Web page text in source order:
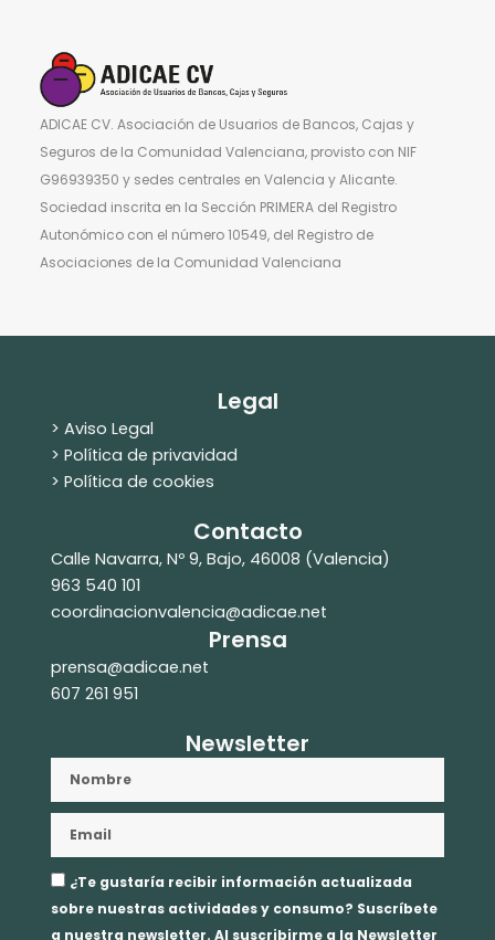
ADICAE CV. Asociación de Usuarios de Bancos, Cajas y
Seguros de la Comunidad Valenciana, provisto con NIF
G96939350 y sedes centrales en Valencia y Alicante.
Sociedad inscrita en la Sección PRIMERA del Registro
Autonómico con el número 10549, del Registro de
Asociaciones de la Comunidad Valenciana
Legal
> Aviso Legal
> Política de privavidad
> Política de cookies
Contacto
Calle Navarra, Nº 9, Bajo, 46008 (Valencia)
963 540 101
coordinacionvalencia@adicae.net​
Prensa
prensa@adicae.net
607 261 951
Newsletter
Aceptación
privacidad
¿Te gustaría recibir información actualizada
sobre nuestras actividades y consumo? Suscríbete
a nuestra newsletter. Al suscribirme a la Newsletter